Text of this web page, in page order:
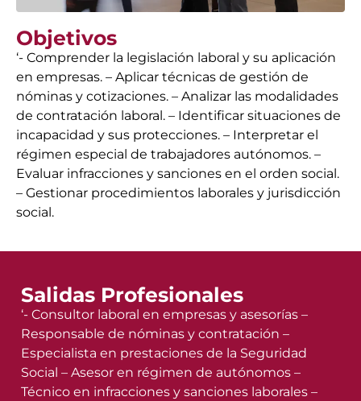
Objetivos
‘- Comprender la legislación laboral y su aplicación
en empresas. – Aplicar técnicas de gestión de
nóminas y cotizaciones. – Analizar las modalidades
de contratación laboral. – Identificar situaciones de
incapacidad y sus protecciones. – Interpretar el
régimen especial de trabajadores autónomos. –
Evaluar infracciones y sanciones en el orden social.
– Gestionar procedimientos laborales y jurisdicción
social.
Salidas Profesionales
‘- Consultor laboral en empresas y asesorías –
Responsable de nóminas y contratación –
Especialista en prestaciones de la Seguridad
Social – Asesor en régimen de autónomos –
Técnico en infracciones y sanciones laborales –